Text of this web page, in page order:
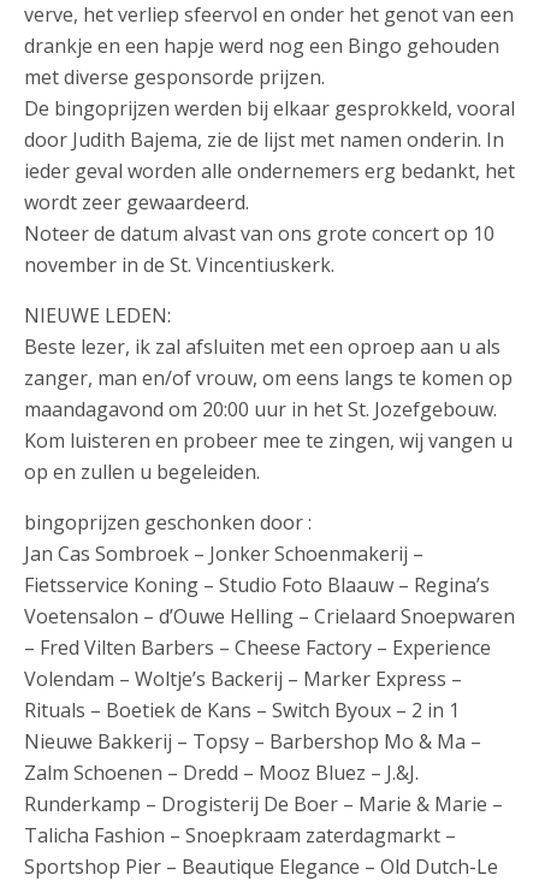
verve, het verliep sfeervol en onder het genot van een
drankje en een hapje werd nog een Bingo gehouden
met diverse gesponsorde prijzen.
De bingoprijzen werden bij elkaar gesprokkeld, vooral
door Judith Bajema, zie de lijst met namen onderin. In
ieder geval worden alle ondernemers erg bedankt, het
wordt zeer gewaardeerd.
Noteer de datum alvast van ons grote concert op 10
november in de St. Vincentiuskerk.
NIEUWE LEDEN:
Beste lezer, ik zal afsluiten met een oproep aan u als
zanger, man en/of vrouw, om eens langs te komen op
maandagavond om 20:00 uur in het St. Jozefgebouw.
Kom luisteren en probeer mee te zingen, wij vangen u
op en zullen u begeleiden.
bingoprijzen geschonken door :
Jan Cas Sombroek – Jonker Schoenmakerij –
Fietsservice Koning – Studio Foto Blaauw – Regina’s
Voetensalon – d’Ouwe Helling – Crielaard Snoepwaren
– Fred Vilten Barbers – Cheese Factory – Experience
Volendam – Woltje’s Backerij – Marker Express –
Rituals – Boetiek de Kans – Switch Byoux – 2 in 1
Nieuwe Bakkerij – Topsy – Barbershop Mo & Ma –
Zalm Schoenen – Dredd – Mooz Bluez – J.&J.
Runderkamp – Drogisterij De Boer – Marie & Marie –
Talicha Fashion – Snoepkraam zaterdagmarkt –
Sportshop Pier – Beautique Elegance – Old Dutch-Le